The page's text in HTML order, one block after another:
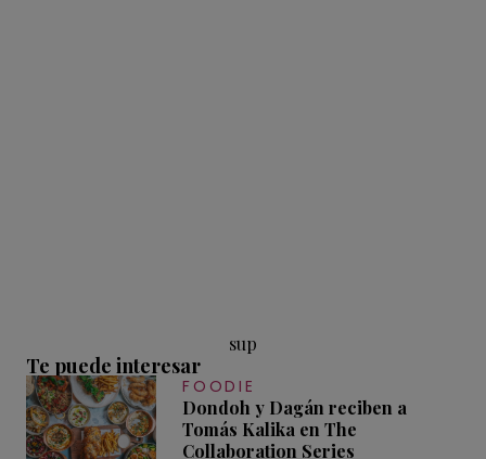
sup
Te puede interesar
FOODIE
Dondoh y Dagán reciben a
Tomás Kalika en The
Collaboration Series